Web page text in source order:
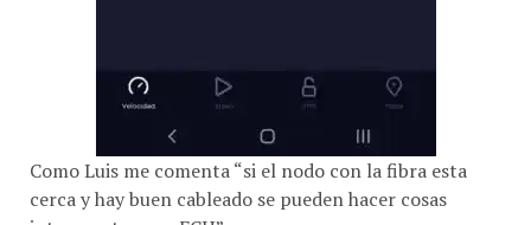
Como Luis me comenta “si el nodo con la fibra esta
cerca y hay buen cableado se pueden hacer cosas
interesantes con FCH”